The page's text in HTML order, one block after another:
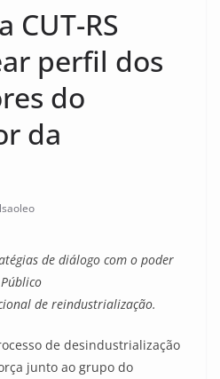
CUT-RS
perfil dos
do
da
de diálogo com o poder
Público
de reindustrialização.
de desindustrialização
junto ao grupo do